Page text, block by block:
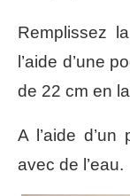
Remplissez
l’aide d’une
de 22 cm en
A l’aide
avec de l’eau.